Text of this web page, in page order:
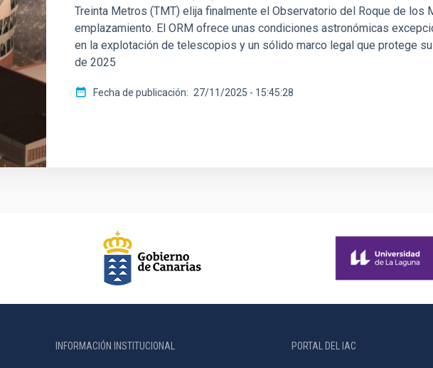
Treinta Metros (TMT) elija finalmente el Observatorio del Roque de los
emplazamiento. El ORM ofrece unas condiciones astronómicas
en la explotación de telescopios y un sólido marco legal que protege
de 2025
Fecha de publicación 27/11/2025 - 15:45:28
INFORMACIÓN INSTITUCIONAL PORTAL DEL IAC